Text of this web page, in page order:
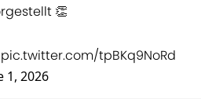
👏
pic.twitter.com/tpBKq9NoRd
1, 2026